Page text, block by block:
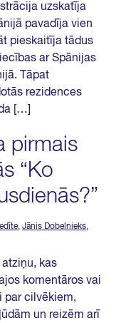
uzskatīja
pavadīja vien
pieskaitīja tādus
ar Spānijas
Tāpat
rezidences
[…]
pirmais
“Ko
, Jānis Dobelnieks,
kas
komentāros vai
par cilvēkiem,
un reizēm arī